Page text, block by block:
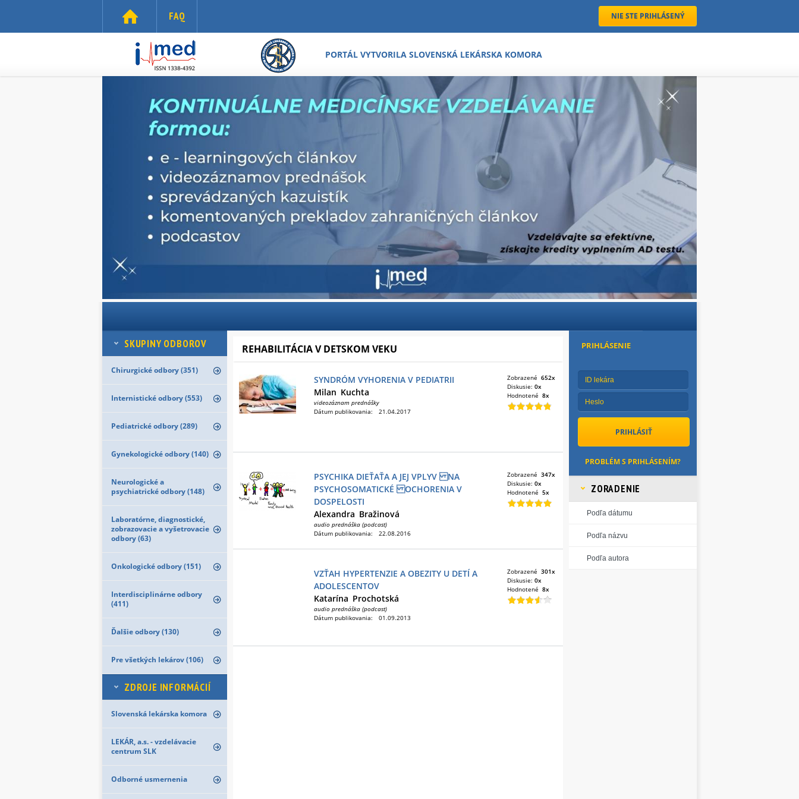
NIE STE PRIHLÁSENÝ
FAQ
PORTÁL VYTVORILA SLOVENSKÁ LEKÁRSKA KOMORA
SKUPINY ODBOROV
Chirurgické odbory (351)
Internistické odbory (553)
Pediatrické odbory (289)
Gynekologické odbory (140)
Neurologické a
psychiatrické odbory (148)
Laboratórne, diagnostické,
zobrazovacie a vyšetrovacie
odbory (63)
Onkologické odbory (151)
Interdisciplinárne odbory
(411)
Ďalšie odbory (130)
Pre všetkých lekárov (106)
ZDROJE INFORMÁCIÍ
Slovenská lekárska komora
LEKÁR, a.s. - vzdelávacie
centrum SLK
Odborné usmernenia
REHABILITÁCIA V DETSKOM VEKU
SYNDRÓM VYHORENIA V PEDIATRII
Milan Kuchta
videozáznam prednášky
Dátum publikovania:
21.04.2017
Zobrazené 652x
Diskusie: 0x
Hodnotené 8x
PSYCHIKA DIEŤAŤA A JEJ VPLYV NA
PSYCHOSOMATICKÉ OCHORENIA V
DOSPELOSTI
Alexandra Bražinová
audio prednáška (podcast)
Dátum publikovania:
22.08.2016
Zobrazené 347x
Diskusie: 0x
Hodnotené 5x
VZŤAH HYPERTENZIE A OBEZITY U DETÍ A
ADOLESCENTOV
Katarína Prochotská
audio prednáška (podcast)
Dátum publikovania:
01.09.2013
Zobrazené 301x
Diskusie: 0x
Hodnotené 8x
PRIHLÁSENIE
PROBLÉM S PRIHLÁSENÍM?
ZORADENIE
Podľa dátumu
Podľa názvu
Podľa autora